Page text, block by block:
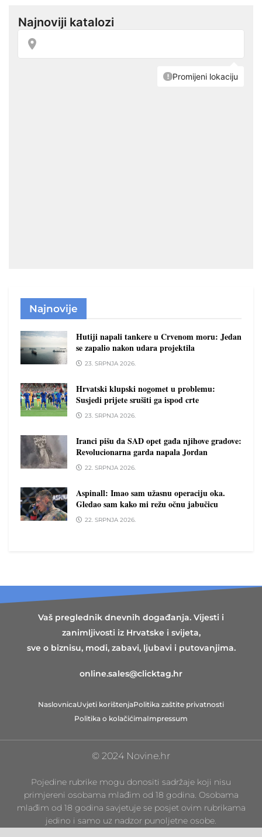
Najnovije
Hutiji napali tankere u Crvenom moru: Jedan
se zapalio nakon udara projektila
23. SRPNJA 2026.
Hrvatski klupski nogomet u problemu:
Susjedi prijete srušiti ga ispod crte
23. SRPNJA 2026.
Iranci pišu da SAD opet gađa njihove gradove:
Revolucionarna garda napala Jordan
22. SRPNJA 2026.
Aspinall: Imao sam užasnu operaciju oka.
Gledao sam kako mi režu očnu jabučicu
22. SRPNJA 2026.
Vaš preglednik dnevnih događanja. Vijesti i
zanimljivosti iz Hrvatske i svijeta,
sve o biznisu, modi, zabavi, ljubavi i putovanjima.
online.sales@clicktag.hr
NaslovnicaUvjeti korištenjaPolitika zaštite privatnosti
Politika o kolačićimaImpressum
© 2024 Novine.hr
Pojedine rubrike mogu donositi sadržaje koji nisu
primjereni osobama mlađim od 18 godina. Osobama
mlađim od 18 godina savjetuje se posjet ovim rubrikama
jedino i samo uz nadzor punoljetne osobe.